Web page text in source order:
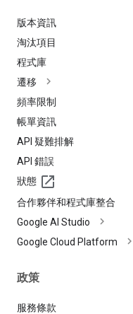
版本資訊
淘汰項目
程式庫
遷移
頻率限制
帳單資訊
API 疑難排解
API 錯誤
狀態
合作夥伴和程式庫整合
Google AI Studio
Google Cloud Platform
政策
服務條款